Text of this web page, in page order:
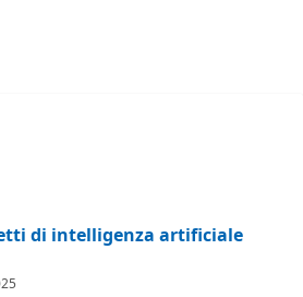
di intelligenza artificiale